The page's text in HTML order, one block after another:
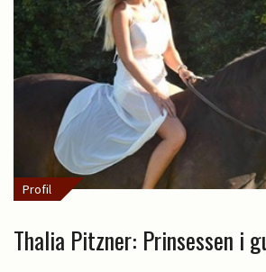
Profil
Thalia Pitzner: Prinsessen i